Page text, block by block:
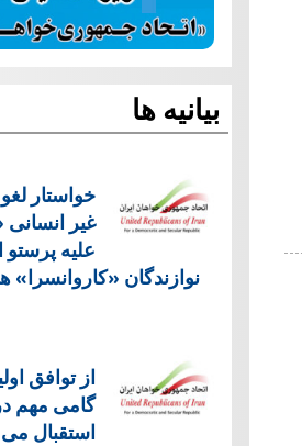
بیانیه ها
خواستار
غیر
علیه
نوازندگان «کاروانسرا»
از توافق
گامی مهم
استقبال